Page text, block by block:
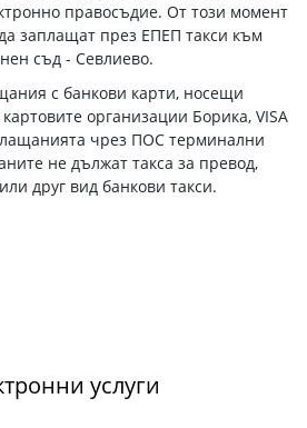
правосъдие. От този момент
заплащат през ЕПЕП такси към
съд - Севлиево.
с банкови карти, носещи
организации Борика, VISA
чрез ПОС терминални
не дължат такса за превод,
друг вид банкови такси.
услуги